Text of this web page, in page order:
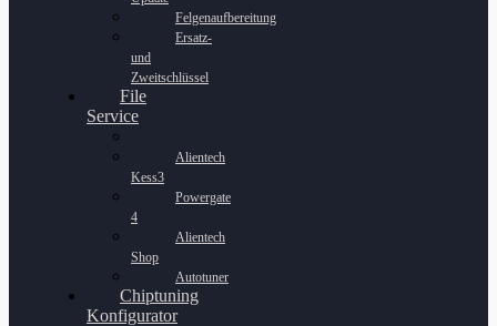
Felgenaufbereitung
Ersatz-
und
Zweitschlüssel
File
Service
Alientech
Kess3
Powergate
4
Alientech
Shop
Autotuner
Chiptuning
Konfigurator